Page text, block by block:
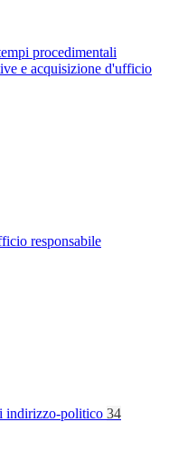
procedimentali
e acquisizione d'ufficio
responsabile
indirizzo-politico 34